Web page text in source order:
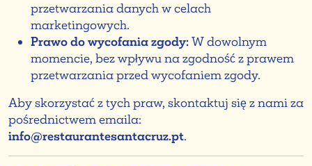
przetwarzania danych w celach
marketingowych.
Prawo do wycofania zgody:W dowolnym
momencie, bez wpływu na zgodność z prawem
przetwarzania przed wycofaniem zgody.
Aby skorzystać z tych praw, skontaktuj się z nami za
pośrednictwem emaila:
info@restaurantesantacruz.pt.